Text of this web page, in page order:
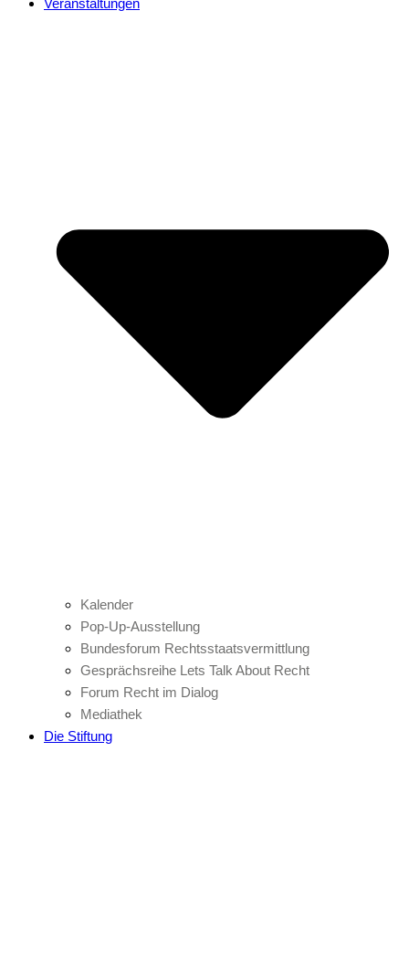
Veranstaltungen
Kalender
Pop-Up-Ausstellung
Bundesforum Rechtsstaatsvermittlung
Gesprächsreihe Lets Talk About Recht
Forum Recht im Dialog
Mediathek
Die Stiftung